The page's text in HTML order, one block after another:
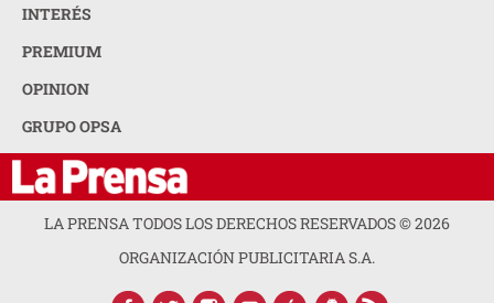
INTERÉS
PREMIUM
OPINION
GRUPO OPSA
LA PRENSA TODOS LOS DERECHOS RESERVADOS ©2026
ORGANIZACIÓN PUBLICITARIA S.A.